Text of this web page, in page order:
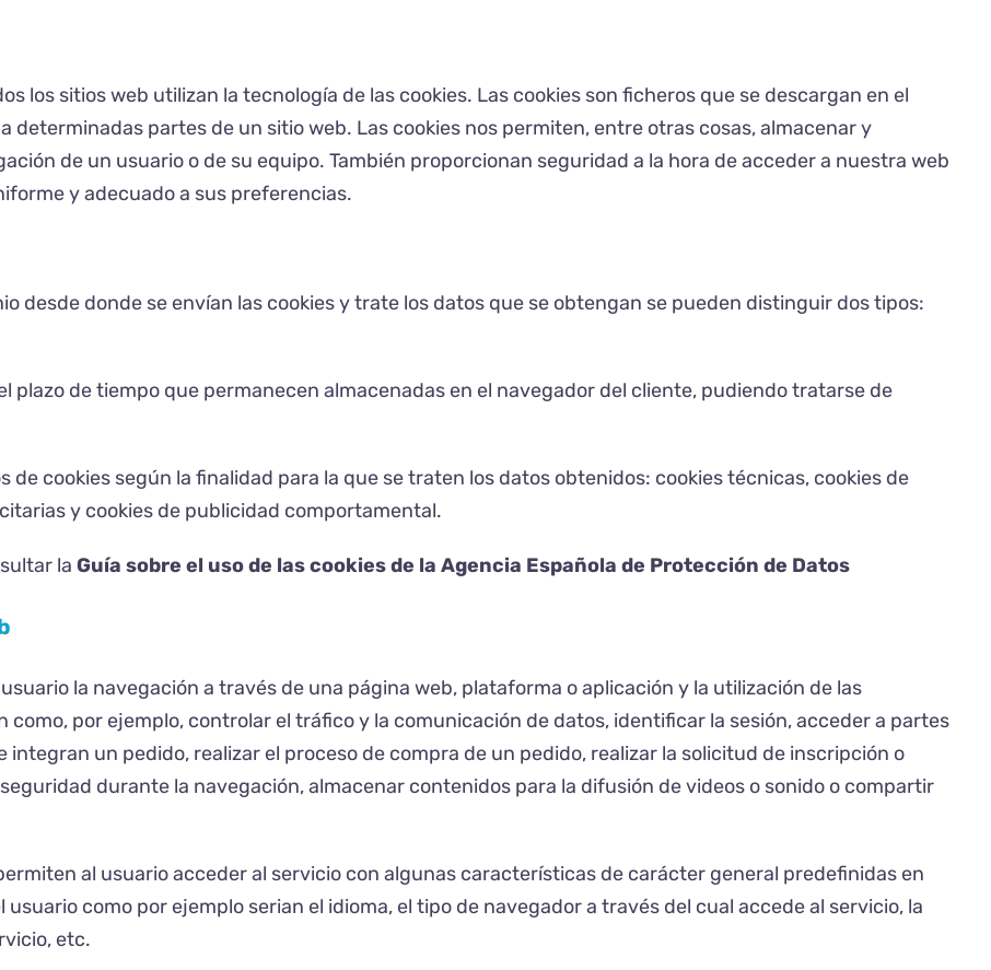
los sitios web utilizan la tecnología de las cookies. Las cookies son ficheros que se descargan en el
determinadas partes de un sitio web. Las cookies nos permiten, entre otras cosas, almacenar y
de un usuario o de su equipo. También proporcionan seguridad a la hora de acceder a nuestra web
y adecuado a sus preferencias.
desde donde se envían las cookies y trate los datos que se obtengan se pueden distinguir dos tipos:
plazo de tiempo que permanecen almacenadas en el navegador del cliente, pudiendo tratarse de
cookies según la finalidad para la que se traten los datos obtenidos: cookies técnicas, cookies de
y cookies de publicidad comportamental.
la Guía sobre el uso de las cookies de la Agencia Española de Protección de Datos
la navegación a través de una página web, plataforma o aplicación y la utilización de las
por ejemplo, controlar el tráfico y la comunicación de datos, identificar la sesión, acceder a partes
un pedido, realizar el proceso de compra de un pedido, realizar la solicitud de inscripción o
durante la navegación, almacenar contenidos para la difusión de videos o sonido o compartir
al usuario acceder al servicio con algunas características de carácter general predefinidas en
como por ejemplo serian el idioma, el tipo de navegador a través del cual accede al servicio, la
etc.